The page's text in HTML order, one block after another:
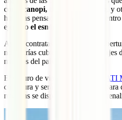
como
canopi, tirolinas o rafting
, y
hubieras pensado que entraban dentro
ejemplo el esnórquel
Así, si contratas un seguro sin
no estarías cubierto cuando te relajes
marinos del país.
El seguro de viaje a Costa Rica
IATI
cobertura y será tu mayor aliado para
mientras se dispara tu nivel de